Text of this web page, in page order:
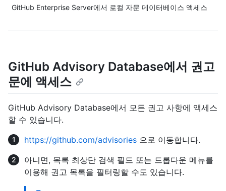
GitHub Enterprise Server에서 로컬 자문 데이터베이스 액세스
GitHub Advisory Database에서 권고
문에 액세스
GitHub Advisory Database에서 모든 권고 사항에 액세스
할 수 있습니다.
https://github.com/advisories 으로 이동합니다.
아니면, 목록 최상단 검색 필드 또는 드롭다운 메뉴를
이용해 권고 목록을 필터링할 수도 있습니다.